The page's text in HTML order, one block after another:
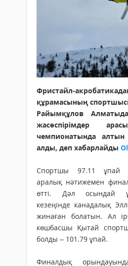
Фристайл-
құрамасының
Райымқұлов
жасөспірімдер
чемпионатында
алды, деп хабарлайды
Спортшы 97.11 ұпай
аралық нәтижемен
өтті. Дәл осындай
кезеңінде канадалық
жинаған болатын. Ал
көшбасшы Қытай
болды – 101.79 ұпай.
Финалдық